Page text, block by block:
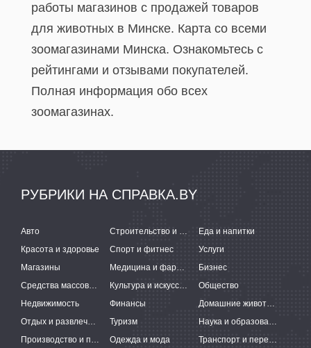
работы магазинов с продажей товаров
для животных в Минске. Карта со всеми
зоомагазинами Минска. Ознакомьтесь с
рейтингами и отзывами покупателей.
Полная информация обо всех
зоомагазинах.
РУБРИКИ НА СПРАВКА.BY
Авто Строительство и ремонт
Еда и напитки
Красота и здоровье
Спорт и фитнес
Услуги
Магазины
Медицина и фармацевтика
Бизнес
Средства массовой информации
Культура и искусство
Общество
Недвижимость
Финансы
Домашние животные
Отдых и развлечения
Туризм
Наука и образование
Производство и поставки
Одежда и мода Транспорт и перевозки